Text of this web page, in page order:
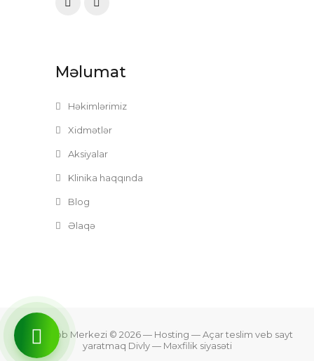
Məlumat
Həkimlərimiz
Xidmətlər
Aksiyalar
Klinika haqqında
Blog
Əlaqə
Zefer Tibb Merkezi © 2026— Hosting —Açar teslim veb sayt
yaratmaq Divly— Məxfilik siyasəti